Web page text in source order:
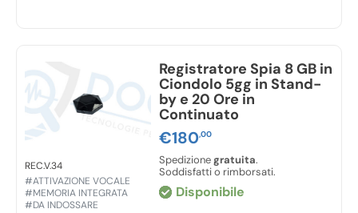
REC.V.34
#ATTIVAZIONE VOCALE
#MEMORIA INTEGRATA
#DA INDOSSARE
Registratore Spia 8 GB in
Ciondolo 5gg in Stand-
by e 20 Ore in
Continuato
€180,00
Spedizionegratuita.
Soddisfatti o rimborsati.
Disponibile